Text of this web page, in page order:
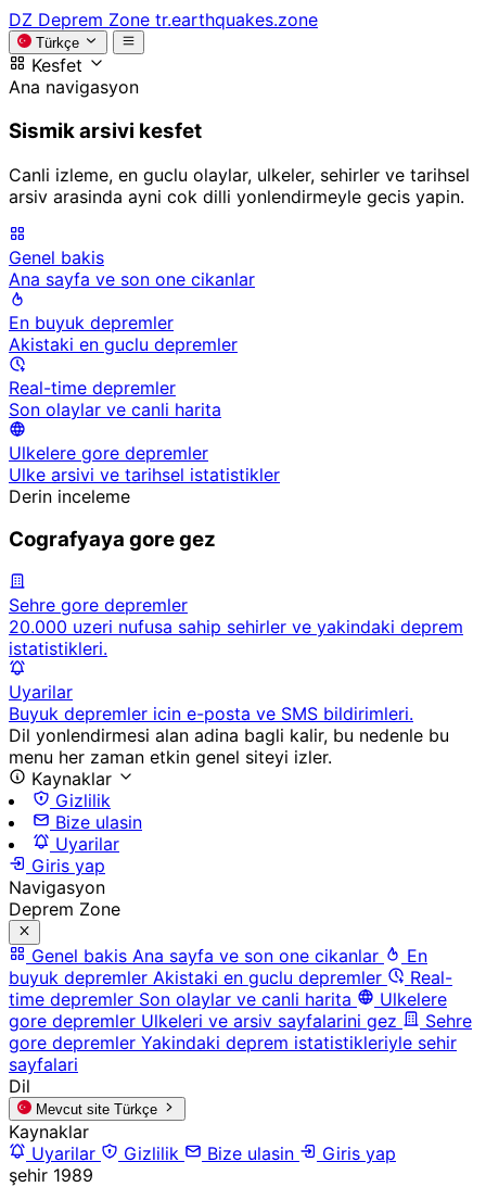
DZ Deprem Zone tr.earthquakes.zone
Türkçe
Kesfet
Ana navigasyon
Sismik arsivi kesfet
Canli izleme, en guclu olaylar, ulkeler, sehirler ve tarihsel
arsiv arasinda ayni cok dilli yonlendirmeyle gecis yapin.
Genel bakis
Ana sayfa ve son one cikanlar
En buyuk depremler
Akistaki en guclu depremler
Real-time depremler
Son olaylar ve canli harita
Ulkelere gore depremler
Ulke arsivi ve tarihsel istatistikler
Derin inceleme
Cografyaya gore gez
Sehre gore depremler
20.000 uzeri nufusa sahip sehirler ve yakindaki deprem
istatistikleri.
Uyarilar
Buyuk depremler icin e-posta ve SMS bildirimleri.
Dil yonlendirmesi alan adina bagli kalir, bu nedenle bu
menu her zaman etkin genel siteyi izler.
Kaynaklar
Gizlilik
Bize ulasin
Uyarilar
Giris yap
Navigasyon
Deprem Zone
Genel bakis Ana sayfa ve son one cikanlar
En
buyuk depremler Akistaki en guclu depremler
Real-
time depremler Son olaylar ve canli harita
Ulkelere
gore depremler Ulkeleri ve arsiv sayfalarini gez
Sehre
gore depremler Yakindaki deprem istatistikleriyle sehir
sayfalari
Dil
Mevcut site Türkçe
Kaynaklar
Uyarilar
Gizlilik Bize ulasin
Giris yap
şehir 1989